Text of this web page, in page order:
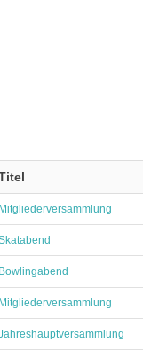
Mitgliederversammlung
Bowlingabend
Mitgliederversammlung